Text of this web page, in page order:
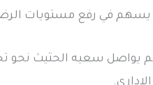
في رفع مستويات الرضا
يواصل سعيه الحثيث نحو